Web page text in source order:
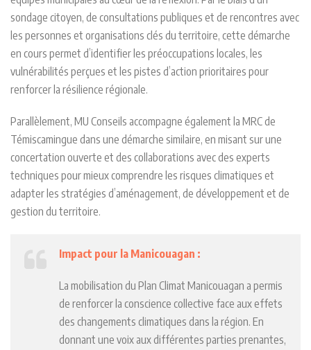
sondage citoyen, de consultations publiques et de rencontres avec
les personnes et organisations clés du territoire, cette démarche
en cours permet d’identifier les préoccupations locales, les
vulnérabilités perçues et les pistes d’action prioritaires pour
renforcer la résilience régionale.
Parallèlement, MU Conseils accompagne également la MRC de
Témiscamingue dans une démarche similaire, en misant sur une
concertation ouverte et des collaborations avec des experts
techniques pour mieux comprendre les risques climatiques et
adapter les stratégies d’aménagement, de développement et de
gestion du territoire.
Impact pour la Manicouagan :
La mobilisation du Plan Climat Manicouagan a permis
de renforcer la conscience collective face aux effets
des changements climatiques dans la région. En
donnant une voix aux différentes parties prenantes,